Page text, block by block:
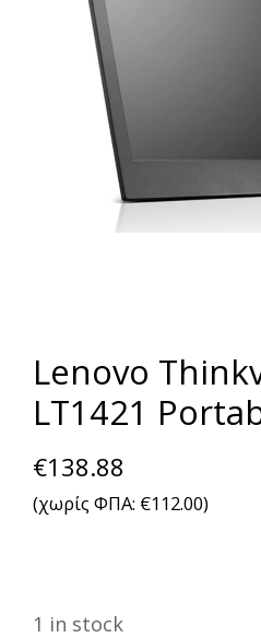
Lenovo
LT1421
€138.88
(χωρίς ΦΠΑ: €112.00)
1 in stock